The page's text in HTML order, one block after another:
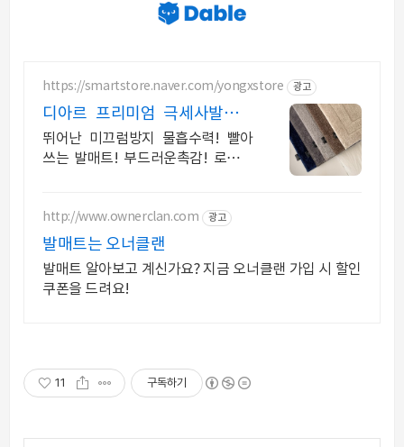
https://smartstore.naver.com/yongxstore 광고
디아르 프리미엄 극세사발매트
뛰어난 미끄럼방지 물흡수력
뛰어난 미끄럼방지 물흡수력! 빨아
쓰는 발매트! 부드러운촉감! 로봇청
http://www.ownerclan.com 광고
발매트는 오너클랜
발매트 알아보고 계신가요? 지금 오너클랜 가입 시 할인
쿠폰을 드려요!
11 구독하기